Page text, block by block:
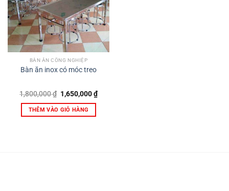
BÀN ĂN CÔNG NGHIỆP
Bàn ăn inox có móc treo
1,800,000₫ Giá
gốc
là:
1,800,000 ₫.
1,650,000₫Giá
hiện
THÊM VÀO GIỎ HÀNG